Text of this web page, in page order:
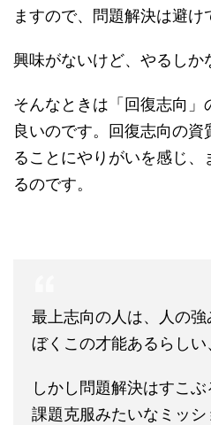
ますので、問題解決は避け
興味がないけど、やるしか
そんなときは「回復志向」
良いのです。回復志向の
ることにやりがいを感じ
るのです。
最上志向の人は、人の
ぼくこの才能あるらしい
しかし問題解決はすこぶ
課題克服みたいなミッシ